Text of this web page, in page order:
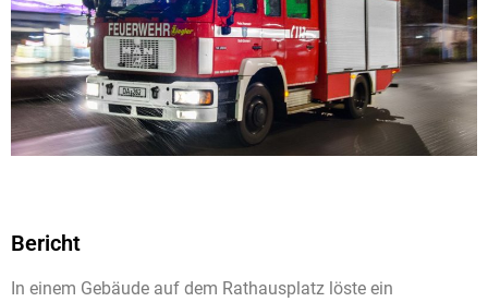
Bericht
In einem Gebäude auf dem Rathausplatz löste ein